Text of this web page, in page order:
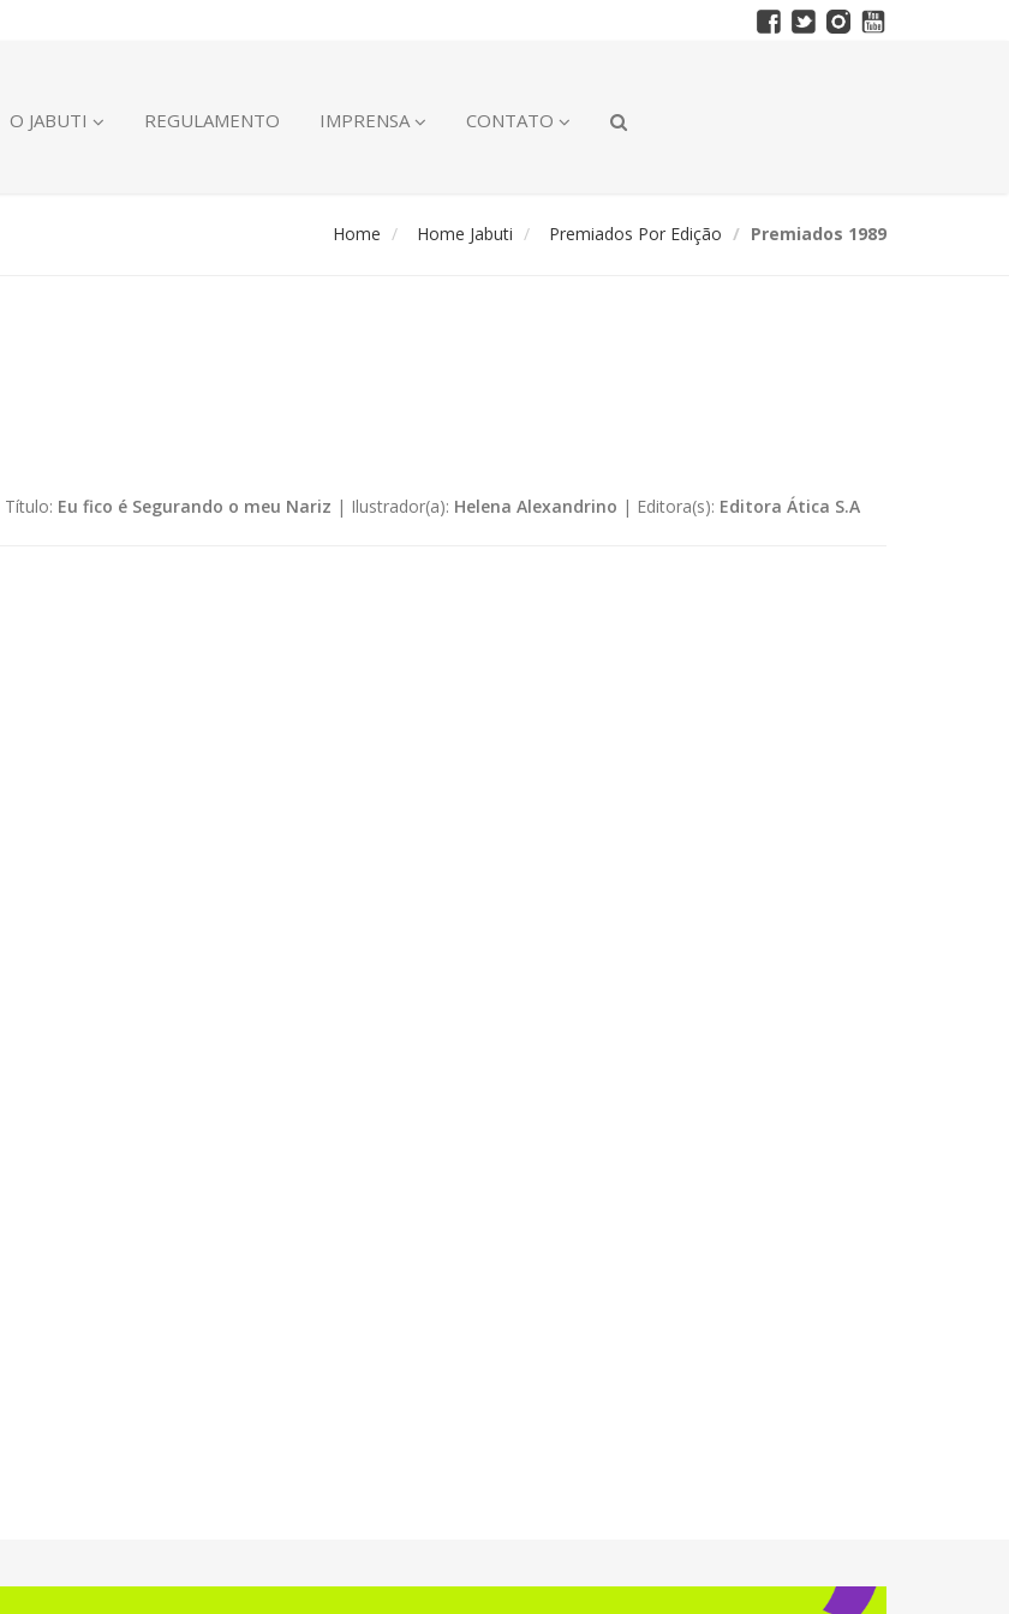
O JABUTI REGULAMENTO IMPRENSA CONTATO
Home Home Jabuti Premiados Por Edição Premiados 1989
Título: Eu fico é Segurando o meu Nariz | Ilustrador(a): Helena Alexandrino | Editora(s): Editora Ática S.A